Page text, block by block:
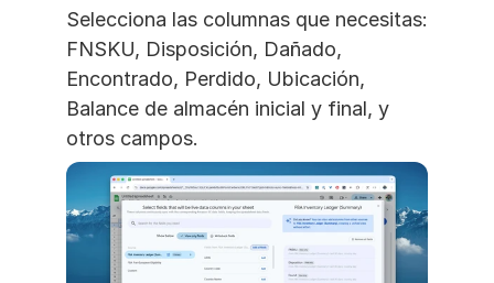
Selecciona las columnas que necesitas:
FNSKU, Disposición, Dañado,
Encontrado, Perdido, Ubicación,
Balance de almacén inicial y final, y
otros campos.